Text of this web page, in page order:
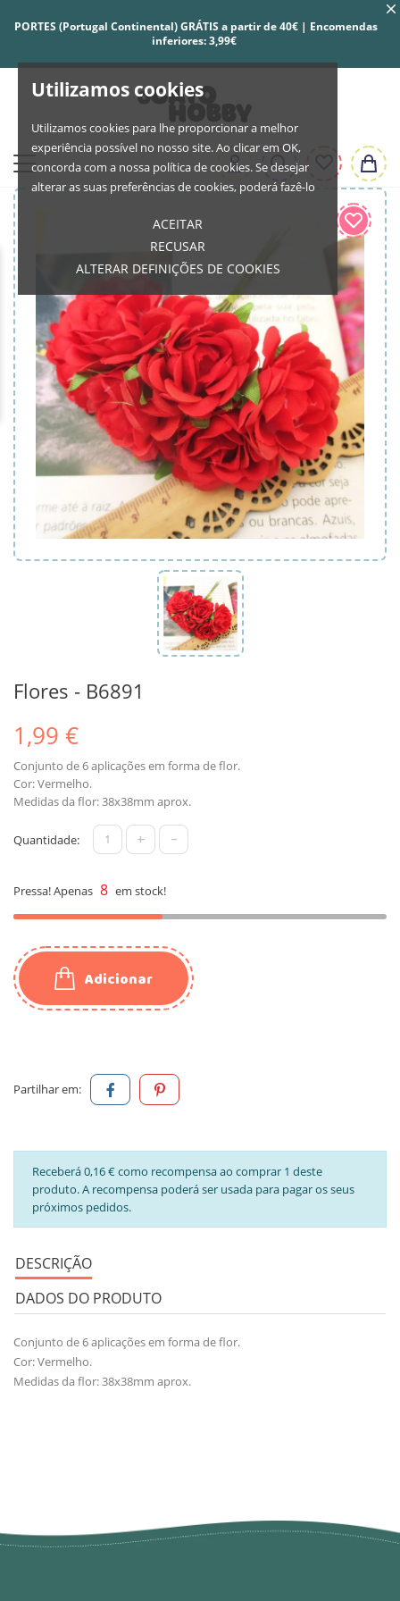
Utilizamos cookies
Utilizamos cookies para lhe proporcionar a melhor
experiência possível no nosso site. Ao clicar em OK,
concorda com a nossa política de cookies. Se desejar
alterar as suas preferências de cookies, poderá fazê-lo
ACEITAR
RECUSAR
ALTERAR DEFINIÇÕES DE COOKIES
PORTES (Portugal Continental) GRÁTIS a partir de 40€ | Encomendas
inferiores: 3,99€
Flores - B6891
1,99 €
Conjunto de 6 aplicações em forma de flor.
Cor: Vermelho.
Medidas da flor: 38x38mm aprox.
Quantidade: + -
Pressa! Apenas 8 em stock!
Adicionar
Partilhar em:
Receberá 0,16 € como recompensa ao comprar 1 deste
produto. A recompensa poderá ser usada para pagar os seus
próximos pedidos.
DESCRIÇÃO
DADOS DO PRODUTO
Conjunto de 6 aplicações em forma de flor.
Cor: Vermelho.
Medidas da flor: 38x38mm aprox.